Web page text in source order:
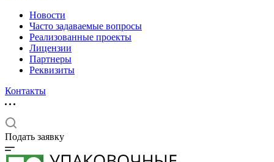
Новости
Часто задаваемые вопросы
Реализованные проекты
Лицензии
Партнеры
Реквизиты
Контакты
Подать заявку